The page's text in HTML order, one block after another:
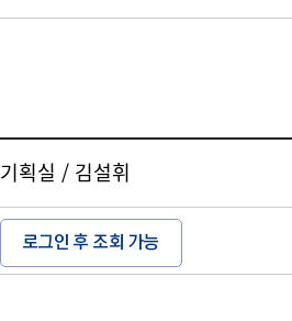
기획실 / 김설휘
로그인 후 조회 가능